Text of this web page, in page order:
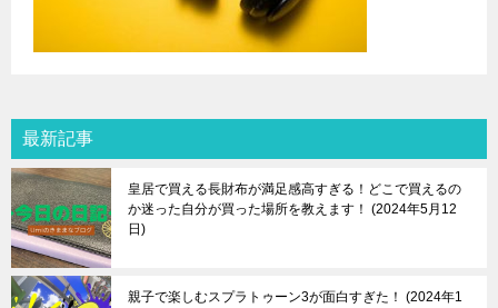
最新記事
皇居で買える長財布が満足感高すぎる！どこで買えるの
か迷った自分が買った場所を教えます！
2024年5月12
日
親子で楽しむスプラトゥーン3が面白すぎた！
2024年1